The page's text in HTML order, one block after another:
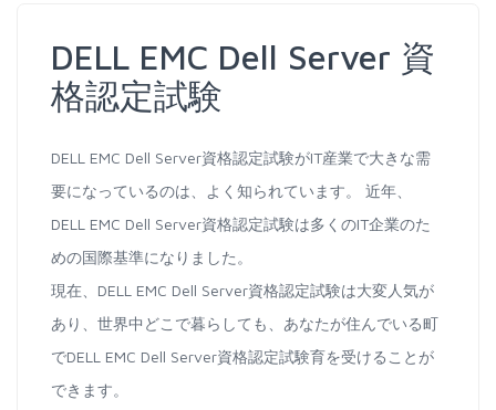
DELL EMC Dell Server 資
格認定試験
DELL EMC Dell Server資格認定試験がIT産業で大きな需
要になっているのは、よく知られています。 近年、
DELL EMC Dell Server資格認定試験は多くのIT企業のた
めの国際基準になりました。
現在、DELL EMC Dell Server資格認定試験は大変人気が
あり、世界中どこで暮らしても、あなたが住んでいる町
でDELL EMC Dell Server資格認定試験育を受けることが
できます。